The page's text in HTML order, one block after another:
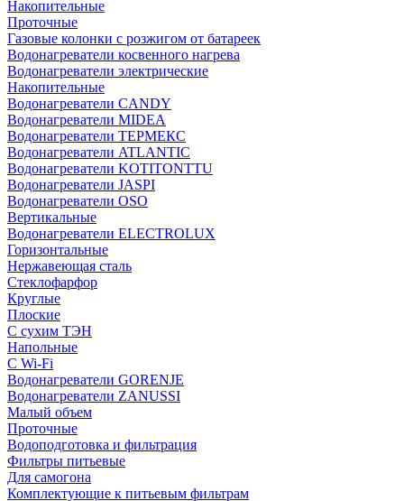
Накопительные
Проточные
Газовые колонки с розжигом от батареек
Водонагреватели косвенного нагрева
Водонагреватели электрические
Накопительные
Водонагреватели CANDY
Водонагреватели MIDEA
Водонагреватели ТЕРМЕКС
Водонагреватели ATLANTIC
Водонагреватели KOTITONTTU
Водонагреватели JASPI
Водонагреватели OSO
Вертикальные
Водонагреватели ELECTROLUX
Горизонтальные
Нержавеющая сталь
Стеклофарфор
Круглые
Плоские
С сухим ТЭН
Напольные
С Wi-Fi
Водонагреватели GORENJE
Водонагреватели ZANUSSI
Малый объем
Проточные
Водоподготовка и фильтрация
Фильтры питьевые
Для самогона
Комплектующие к питьевым фильтрам